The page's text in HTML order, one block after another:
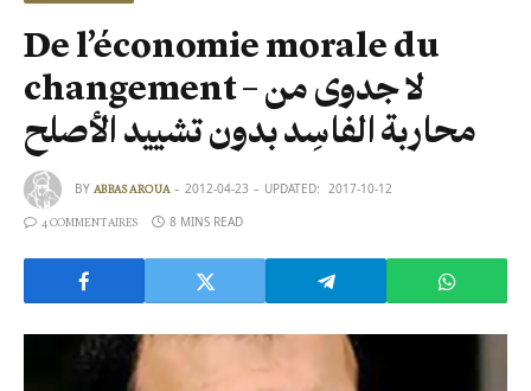
De l’économie morale du
changement – لا جدوى من
محاربة الفاسِد بدون تشييد الأصلح
BY ABBAS AROUA 2012-04-23 UPDATED: 2017-10-12
4 COMMENTAIRES 8 MINS READ